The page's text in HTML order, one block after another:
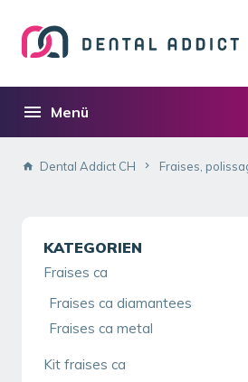
Menü
Dental Addict CH Fraises,
KATEGORIEN
Fraises ca
Fraises ca diamantees
Fraises ca metal
Kit fraises ca